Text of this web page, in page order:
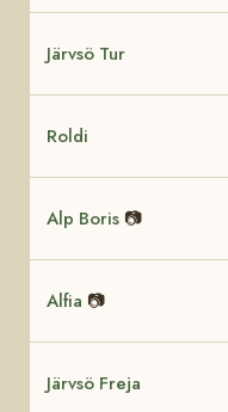
Järvsö Tur
Roldi
Alp Boris 📷
Alfia 📷
Järvsö Freja